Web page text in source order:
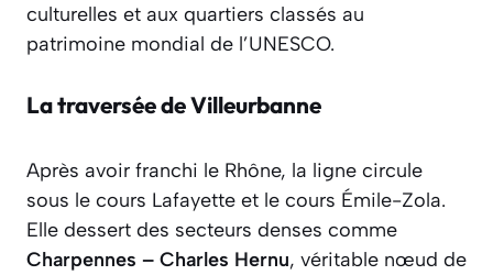
culturelles et aux quartiers classés au
patrimoine mondial de l’UNESCO.
La traversée de Villeurbanne
Après avoir franchi le Rhône, la ligne circule
sous le cours Lafayette et le cours Émile-Zola.
Elle dessert des secteurs denses comme
Charpennes – Charles Hernu, véritable nœud de